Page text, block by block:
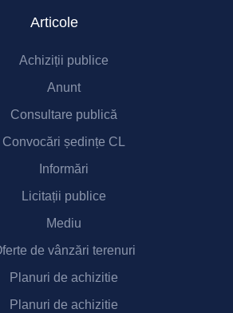
Articole
Achiziții publice
Anunt
Consultare publică
Convocări ședințe CL
Informări
Licitații publice
Mediu
de vânzări terenuri
Planuri de achizitie
Planuri de achizitie